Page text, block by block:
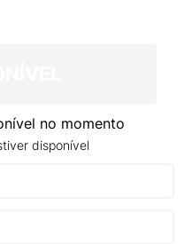
no momento
disponível